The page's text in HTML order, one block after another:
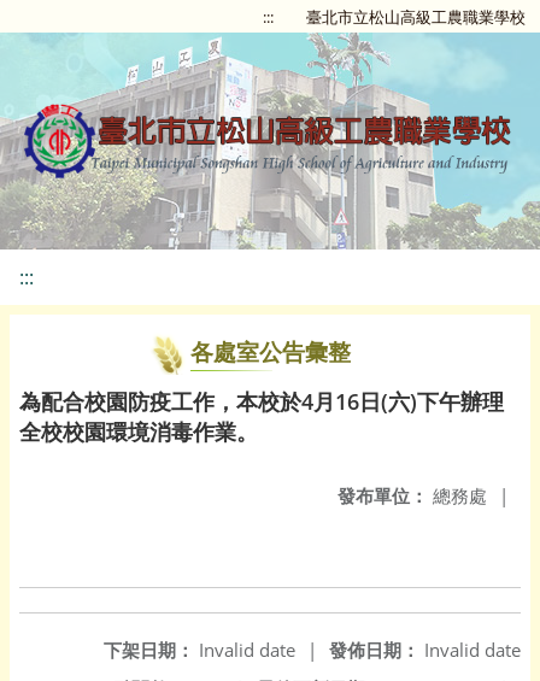
::: 臺北市立松山高級工農職業學校
:::
各處室公告彙整
為配合校園防疫工作，本校於4月16日(六)下午辦理
全校校園環境消毒作業。
發布單位： 總務處 |
發佈日期： Invalid date
下架日期： Invalid date
|